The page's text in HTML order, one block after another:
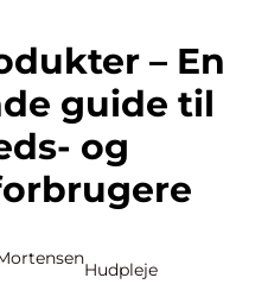
guide til
og
Hudpleje